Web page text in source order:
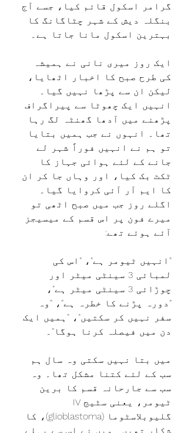
گرامر اسکول قائم کیا، جسے آج
بنگلہ دیش کے شہر چٹاگانگ کا
بہترین اسکول مانا جاتا ہے۔
ایک روز میری نانی نے ہمیشہ
کی طرح صبح کا اخبار اٹھایا،
لیکن ان سے پڑھا نہيں گیا۔
انہيں ایک چھوٹا سے پیراگراف
پڑھنے میں آدھا گھنٹہ لگ رہا
تھا۔ انہوں نے جب ہمیں بتایا
تو ہم نے انہیں فوراً شہر لے
جانے کے لئے ہوائی جہاز کا
ٹکٹ بک کیا، اور وہاں جا کر ان
کا ایم آر آئی کروایا گیا۔
اگلے روز جب میں صبح اٹھی تو
میرے فون پر اس قسم کے میسیجز
آئے ہوئے تھے:
"انہيں ٹیومر ہے"، "اس کی
لمبائی 3 سینٹی میٹر اور
چوڑائی 3 سینٹی میٹر ہے"،
"دورہ پڑنے کا خطرہ ہے"، "وہ
سفر نہيں کر سکتیں"، "ہمیں ایک
دن میں فیصلہ کرنا ہوگا"۔
میں بتا نہيں سکتی وہ سال ہم
سب کے لئے کتنا مشکل تھا۔ وہ
سب سے جارحانہ قسم کا برین
گلیوبلاسٹوما (glioblastoma)، کا
شکار تھیں۔ میں نے اس سے پہلے